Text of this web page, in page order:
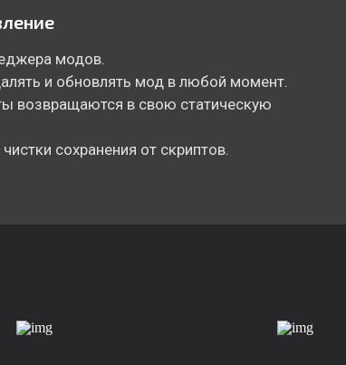
модов.
и обновлять мод в любой момент.
возвращаются в свою статическую
сохранения от скриптов.